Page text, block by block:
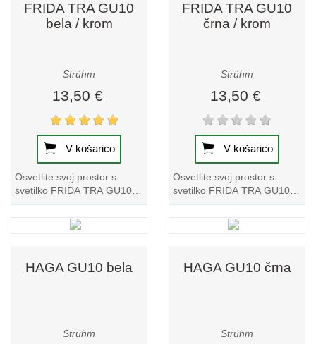
FRIDA TRA GU10
bela / krom
Strühm
13,50 €
V košarico
Osvetlite svoj prostor s
svetilko FRIDA TRA GU10
bela/krom. Ta tračna svetilka
je kot nalašč za sodobne
FRIDA TRA GU10
črna / krom
Strühm
13,50 €
V košarico
Osvetlite svoj prostor s
svetilko FRIDA TRA GU10
črna/krom. Ta tračna svetilka
je eleganten dodatek k
vsakemu dekorju...
HAGA GU10 bela
Strühm
HAGA GU10 črna
Strühm